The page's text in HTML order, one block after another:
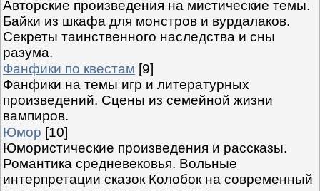
Авторские произведения на мистические темы.
Байки из шкафа для монстров и вурдалаков.
Секреты таинственного наследства и сны
разума.
Фанфики по квестам [9]
Фанфики на темы игр и литературных
произведений. Сцены из семейной жизни
вампиров.
Юмор [10]
Юмористические произведения и рассказы.
Романтика средневековья. Вольные
интерпретации сказок Колобок на современный